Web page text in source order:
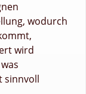
wodurch
wird
sinnvoll